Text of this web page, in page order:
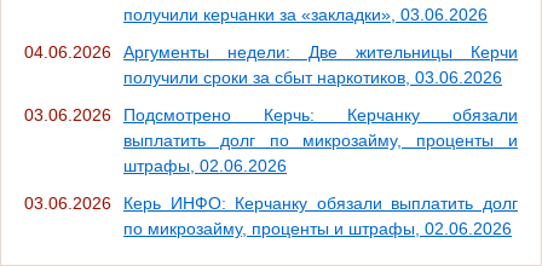
получили керчанки за «закладки», 03.06.2026
04.06.2026
Аргументы недели: Две жительницы Керчи
получили сроки за сбыт наркотиков, 03.06.2026
03.06.2026
Подсмотрено Керчь: Керчанку обязали
выплатить долг по микрозайму, проценты и
штрафы, 02.06.2026
03.06.2026
Керь ИНФО: Керчанку обязали выплатить долг
по микрозайму, проценты и штрафы, 02.06.2026